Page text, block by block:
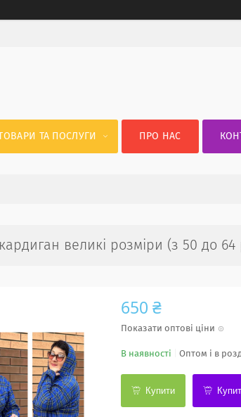
ТОВАРИ ТА ПОСЛУГИ ПРО НАС
великі розміри (з 50 до 64
650 ₴
Показати оптові ціни
В наявності Оптом і в
Купити